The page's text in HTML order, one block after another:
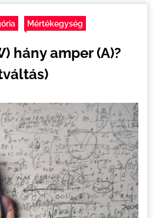
Mértékegység
hány amper (A)?